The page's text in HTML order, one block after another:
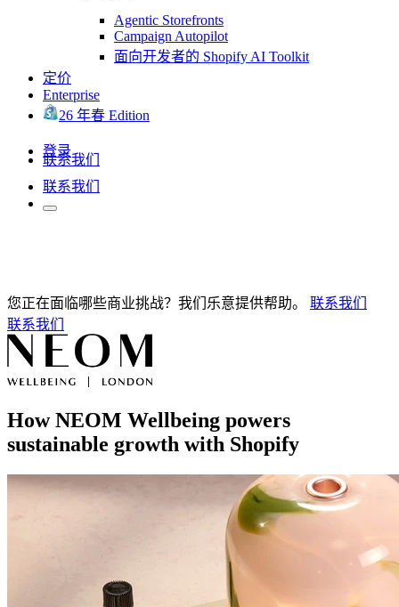
Agentic Storefronts
Campaign Autopilot
面向开发者的 Shopify AI Toolkit
定价
Enterprise
26 年春 Edition
登录
联系我们
联系我们
您正在面临哪些商业挑战？我们乐意提供帮助。
联系我们
联系我们
How NEOM Wellbeing powers
sustainable growth with Shopify